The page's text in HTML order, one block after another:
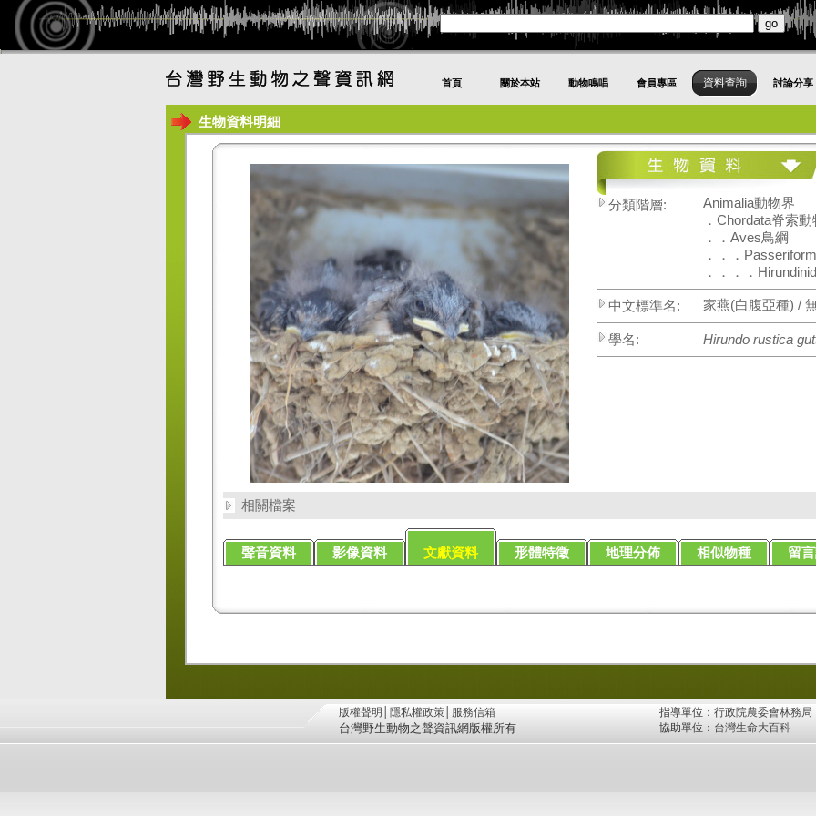
首頁 關於本站 動物鳴唱 會員專區 資料查詢 討論分享
生物資料明細
分類階層:
Animalia動物界
．Chordata脊索
．．Aves鳥綱
．．．
．．．．
中文標準名: 家燕(白腹亞種) /
學名: Hirundo rustica
相關檔案
聲音資料 影像資料 文獻資料 形體特徵 地理分佈 相似物種 留
版權聲明 隱私權政策 服務信箱
台灣野生動物之聲資訊網版權所有
指導單位： 行政院農委會林務局
協助單位： 台灣生命大百科